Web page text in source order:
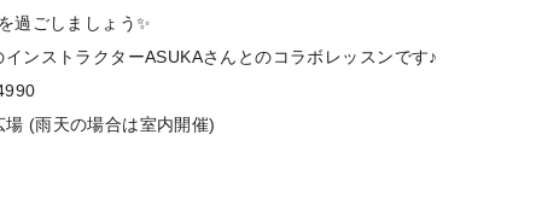
過ごしましょう✨️
ンストラクターASUKAさんとのコラボレッスンです♪
(雨天の場合は室内開催)